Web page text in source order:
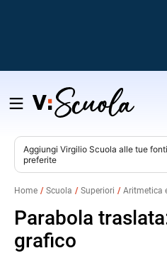
Salta
contenuto
Aggiungi Virgilio Scuola alle tue
preferite
Home Scuola Superiori Aritmetica
Parabola
grafico